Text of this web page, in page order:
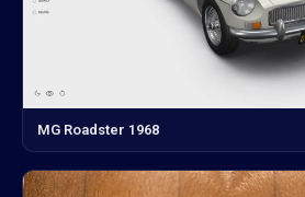
MG Roadster 1968